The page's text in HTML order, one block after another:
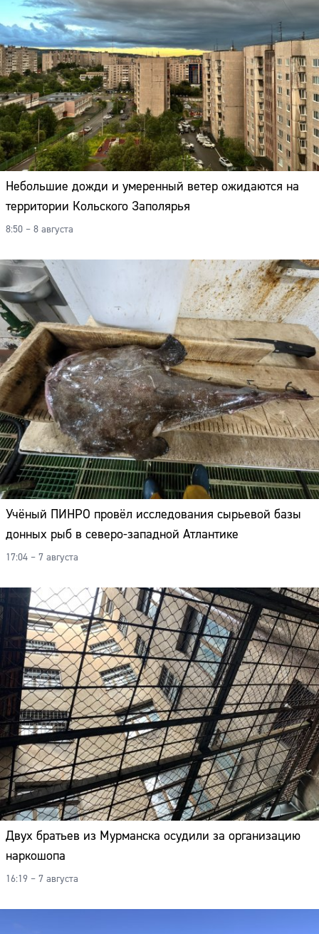
Небольшие дожди и умеренный ветер ожидаются на
территории Кольского Заполярья
8:50 – 8 августа
Учёный ПИНРО провёл исследования сырьевой базы
донных рыб в северо-западной Атлантике
17:04 – 7 августа
Двух братьев из Мурманска осудили за организацию
наркошопа
16:19 – 7 августа